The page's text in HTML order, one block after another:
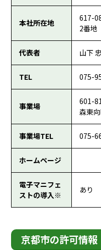
本社所在地
617-
2番地
代表者 山下
TEL 075-
事業場
601-
森東
事業場TEL 075-
ホームページ
電子マニフェ
ストの導入※
あり
京都市の許可情報